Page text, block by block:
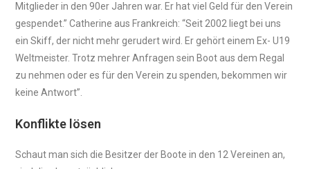
Mitglieder in den 90er Jahren war. Er hat viel Geld für den Verein
gespendet.” Catherine aus Frankreich: “Seit 2002 liegt bei uns
ein Skiff, der nicht mehr gerudert wird. Er gehört einem Ex- U19
Weltmeister. Trotz mehrer Anfragen sein Boot aus dem Regal
zu nehmen oder es für den Verein zu spenden, bekommen wir
keine Antwort”.
Konflikte lösen
Schaut man sich die Besitzer der Boote in den 12 Vereinen an,